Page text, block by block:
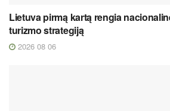
Lietuva pirmą kartą rengia
turizmo strategiją
2026 08 06